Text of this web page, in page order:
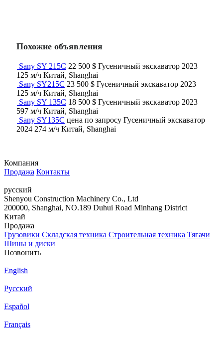
Похожие объявления
Sany SY 215C 22 500 $ Гусеничный экскаватор 2023
125 м/ч Китай, Shanghai
Sany SY215C 23 500 $ Гусеничный экскаватор 2023
125 м/ч Китай, Shanghai
Sany SY 135C 18 500 $ Гусеничный экскаватор 2023
597 м/ч Китай, Shanghai
Sany SY135C цена по запросу Гусеничный экскаватор
2024 274 м/ч Китай, Shanghai
Компания
Продажа Контакты
русский
Shenyou Construction Machinery Co., Ltd
200000, Shanghai, NO.189 Duhui Road Minhang District
Китай
Продажа
Грузовики Складская техника Строительная техника Тягачи
Шины и диски
Позвонить
English
Русский
Español
Français